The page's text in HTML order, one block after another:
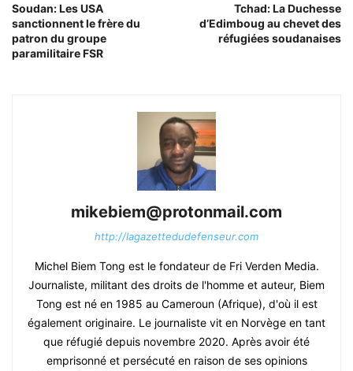
Soudan: Les USA
sanctionnent le frère du
patron du groupe
paramilitaire FSR
Tchad: La Duchesse
d’Edimboug au chevet des
réfugiées soudanaises
mikebiem@protonmail.com
http://lagazettedudefenseur.com
Michel Biem Tong est le fondateur de Fri Verden Media.
Journaliste, militant des droits de l'homme et auteur, Biem
Tong est né en 1985 au Cameroun (Afrique), d'où il est
également originaire. Le journaliste vit en Norvège en tant
que réfugié depuis novembre 2020. Après avoir été
emprisonné et persécuté en raison de ses opinions